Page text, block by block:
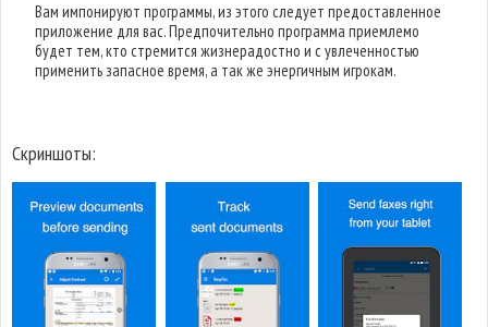
Вам импонируют программы, из этого следует предоставленное
приложение для вас. Предпочительно программа приемлемо
будет тем, кто стремится жизнерадостно и с увлеченностью
применить запасное время, а так же энергичным игрокам.
Скриншоты: